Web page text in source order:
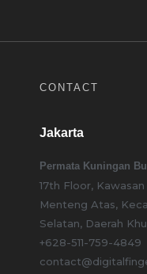
CONTACT
Jakarta
Permata Kuningan
17th Floor,
Menteng Atas,
Selatan, Daerah
+628-511-759-4849